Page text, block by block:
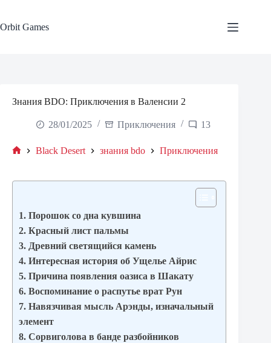
content
Orbit Games
Знания BDO: Приключения в Валенсии 2
28/01/2025 Приключения 13
Black Desert знания bdo Приключения
1. Порошок со дна кувшина
2. Красный лист пальмы
3. Древний светящийся камень
4. Интересная история об Ущелье Айрис
5. Причина появления оазиса в Шакату
6. Воспоминание о распутье врат Рун
7. Навязчивая мысль Арэнды, изначальный
элемент
8. Сорвиголова в банде разбойников